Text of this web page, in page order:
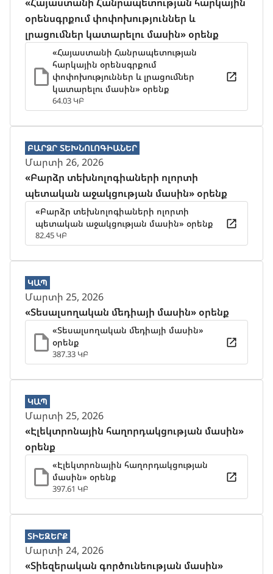
օրենսգրքում փոփոխություններ և
լրացումներ կատարելու մասին» օրենք
«Հայաստանի Հանրապետության
հարկային օրենսգրքում
փոփոխություններ և լրացումներ
կատարելու մասին» օրենք
64.03 ԿԲ
ԲԱՐՁՐ ՏԵԽՆՈԼՈԳԻԱՆԵՐ
Մարտի 26, 2026
«Բարձր տեխնոլոգիաների ոլորտի
պետական աջակցության մասին» օրենք
«Բարձր տեխնոլոգիաների ոլորտի
պետական աջակցության մասին» օրենք
82.45 ԿԲ
ԿԱՊ
Մարտի 25, 2026
«Տեսալսողական մեդիայի մասին» օրենք
«Տեսալսողական մեդիայի մասին»
օրենք
387.33 ԿԲ
ԿԱՊ
Մարտի 25, 2026
«Էլեկտրոնային հաղորդակցության մասին»
օրենք
«Էլեկտրոնային հաղորդակցության
մասին» օրենք
397.61 ԿԲ
ՏԻԵԶԵՐՔ
Մարտի 24, 2026
«Տիեզերական գործունեության մասին»